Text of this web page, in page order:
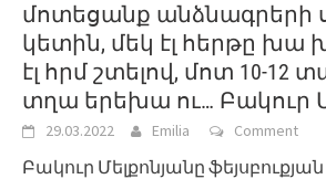
մոտեցանք անձնագրերի
կետին, մեկ էլ հերթը խա
էլ հրմ շտելով, մոտ 10-12
տղա երեխա ու… Բակուր
29.03.2022 Emilia Comment
Բակուր Մելքոնյանը ֆեյսբուքյան